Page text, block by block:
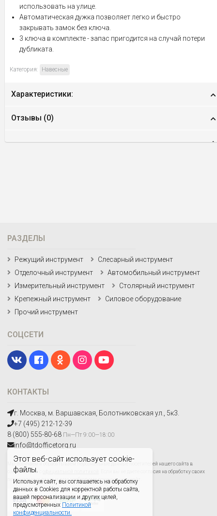
Этот веб-сайт использует cookie-
файлы.
Используя сайт, вы соглашаетесь на обработку
данных в Cookies для корректной работы сайта,
вашей персонализации и других целей,
предусмотренных Политикой
конфиденциальности.
использовать на улице.
Автоматическая дужка позволяет легко и быстро
закрывать замок без ключа.
3 ключа в комплекте - запас пригодится на случай потери
дубликата.
Категория: Навесные
Характеристики:
Отзывы (0)
КОНТАКТЫ
г. Москва, м. Варшавская, Болотниковская ул., 5к3.
+7 (495) 212-12-39
8 (800) 555-80-68 Пн—Пт 9:00—18:00
info@tdofficetorg.ru
Мы получаем и обрабатываем персональные данные посетителей нашего сайта в
соответствии с
. Если вы не даете согласия на обработку своих
персональных данных,вам необходимо покинуть наш сайт.
РАЗДЕЛЫ
Режущий инструмент
Слесарный инструмент
Отделочный инструмент
Автомобильный инструмент
Измерительный инструмент
Столярный инструмент
Крепежный инструмент
Силовое оборудование
Прочий инструмент
СОЦСЕТИ